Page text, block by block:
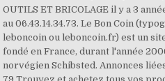
OUTILS ET BRICOLAGE il y a 3
au 06.43.14.34.73. Le Bon Coin
leboncoin ou leboncoin.fr) est un
fondé en France, durant l'année
norvégien Schibsted. Annonces